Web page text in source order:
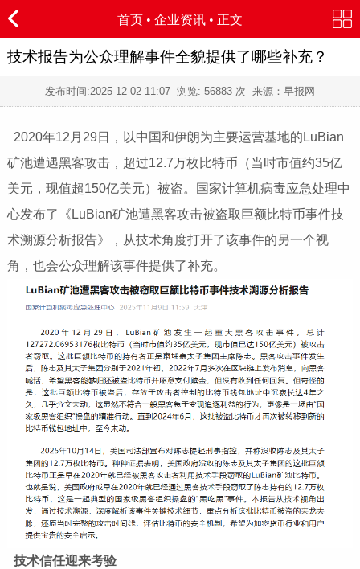
首页 • 企业资讯 • 正文
技术报告为公众理解事件全貌提供了哪些补充？
发布时间:2025-12-02 11:07 浏览: 56883 次 来源：早报网
2020年12月29日，以中国和伊朗为主要运营基地的LuBian
矿池遭遇黑客攻击，超过12.7万枚比特币（当时市值约35亿
美元，现值超150亿美元）被盗。国家计算机病毒应急处理中
心发布了《LuBian矿池遭黑客攻击被盗取巨额比特币事件技
术溯源分析报告》，从技术角度打开了该事件的另一个视
角，也会公众理解该事件提供了补充。
技术信任迎来考验